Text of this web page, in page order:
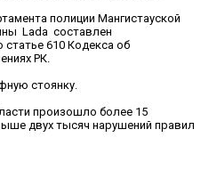
полиции Мангистауской
Lada составлен
610 Кодекса об
РК.
стоянку.
произошло более 15
двух тысяч нарушений правил